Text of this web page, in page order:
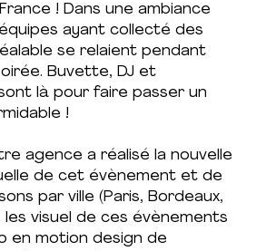
! Dans une ambiance
ayant collecté des
se relaient pendant
Buvette, DJ et
là pour faire passer un
!
agence a réalisé la nouvelle
de cet évènement et de
par ville (Paris, Bordeaux,
les visuel de ces évènements
en motion design de